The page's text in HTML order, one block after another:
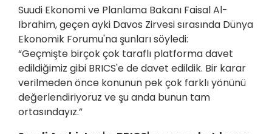
Suudi Ekonomi ve Planlama Bakanı Faisal Al-
Ibrahim, geçen ayki Davos Zirvesi sırasında Dünya
Ekonomik Forumu'na şunları söyledi:
“Geçmişte birçok çok taraflı platforma davet
edildiğimiz gibi BRICS'e de davet edildik. Bir karar
verilmeden önce konunun pek çok farklı yönünü
değerlendiriyoruz ve şu anda bunun tam
ortasındayız.”